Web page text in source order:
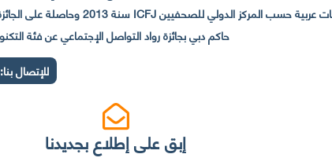
حاكم دبي بجائزة رواد التواصل الإجتماعي عن فئة التكنولوجيا سنة 2015 وهو الموقع التقني الاول في
للإتصال بنا:
إبق على إطلاع بجديدنا